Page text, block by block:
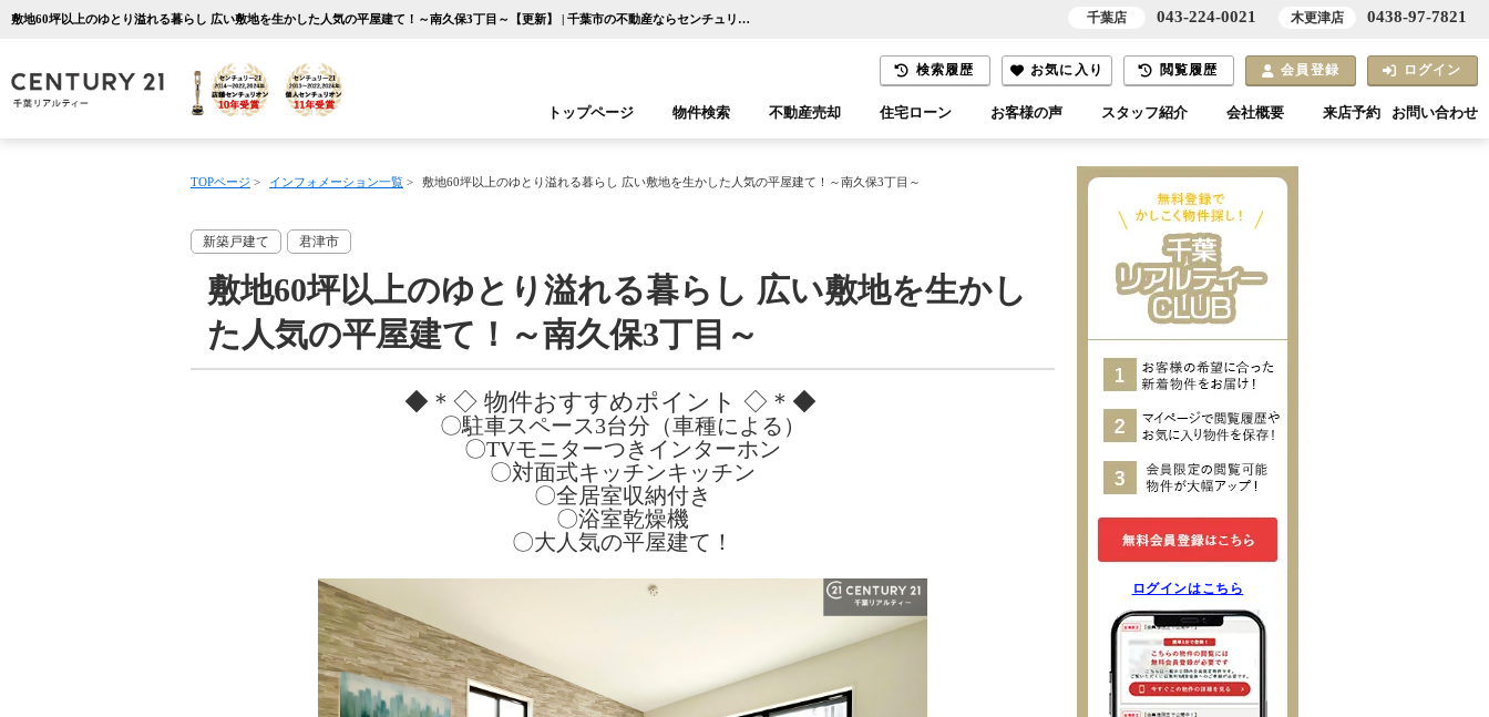
敷地60坪以上のゆとり溢れる暮らし 広い敷地を生かした人気の平屋建て！～南久保3丁目～【更新】 | 千葉市の不動産ならセンチュリー21千葉リアルティー
検索履歴 お気に入り 閲覧履歴 会員登録 ログイン
トップページ 物件検索
千葉エリア 木更津エリア
不動産売却 住宅ローン お客様の声 スタッフ紹介 会社概要 来店予約 お問い合わせ
TOPページ > インフォメーション一覧 > 敷地60坪以上のゆとり溢れる暮らし 広い敷地を生かした人気の平屋建て！～南久保3丁目～
新築戸建て 君津市
敷地60坪以上のゆとり溢れる暮らし 広い敷地を生かし
た人気の平屋建て！～南久保3丁目～
◆＊◇ 物件おすすめポイント ◇＊◆
〇駐車スペース3台分（車種による）
〇TVモニターつきインターホン
〇対面式キッチンキッチン
〇全居室収納付き
〇浴室乾燥機
〇大人気の平屋建て！
ログインはこちら
千葉店 043-224-0021 木更津店 0438-97-7821